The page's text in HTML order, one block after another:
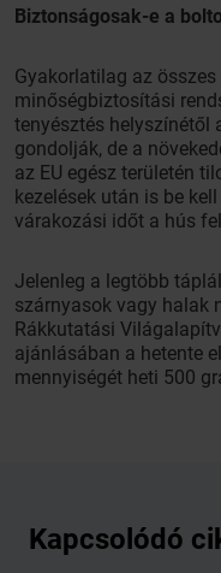
Biztonságosak-e a
Gyakorlatilag az
minőségbiztosítási
tenyésztés helyszínétől
gondolják, de a
az EU egész területén
kezelések után is be
várakozási időt a hús
Jelenleg a legtöbb
szárnyasok vagy halak
Rákkutatási
ajánlásában a hetente
mennyiségét heti 500
Kapcsolódó